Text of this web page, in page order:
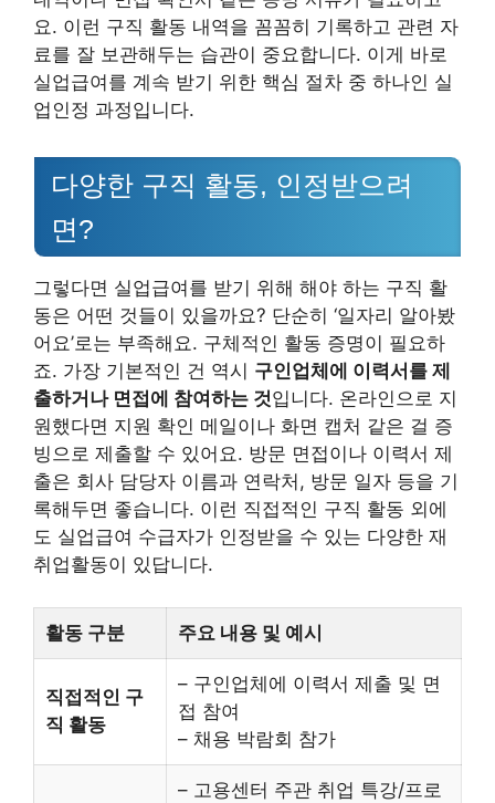
요. 이런 구직 활동 내역을 꼼꼼히 기록하고 관련 자
료를 잘 보관해두는 습관이 중요합니다. 이게 바로
실업급여를 계속 받기 위한 핵심 절차 중 하나인 실
업인정 과정입니다.
다양한 구직 활동, 인정받으려
면?
그렇다면 실업급여를 받기 위해 해야 하는 구직 활
동은 어떤 것들이 있을까요? 단순히 ‘일자리 알아봤
어요’로는 부족해요. 구체적인 활동 증명이 필요하
죠. 가장 기본적인 건 역시 구인업체에 이력서를 제
출하거나 면접에 참여하는 것입니다. 온라인으로 지
원했다면 지원 확인 메일이나 화면 캡처 같은 걸 증
빙으로 제출할 수 있어요. 방문 면접이나 이력서 제
출은 회사 담당자 이름과 연락처, 방문 일자 등을 기
록해두면 좋습니다. 이런 직접적인 구직 활동 외에
도 실업급여 수급자가 인정받을 수 있는 다양한 재
취업활동이 있답니다.
활동 구분 주요 내용 및 예시
직접적인 구
직 활동
– 구인업체에 이력서 제출 및 면
접 참여
– 채용 박람회 참가
– 고용센터 주관 취업 특강/프로